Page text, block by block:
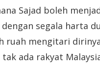
Sajad boleh
dengan segala harta
ruah mengitari
tak ada rakyat